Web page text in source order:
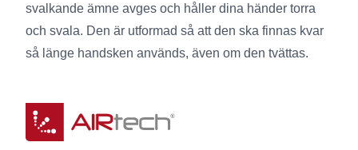
svalkande ämne avges och håller dina händer torra
och svala. Den är utformad så att den ska finnas kvar
så länge handsken används, även om den tvättas.